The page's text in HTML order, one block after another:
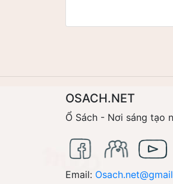
OSACH.NET
Ổ Sách - Nơi sáng tạo
Email: